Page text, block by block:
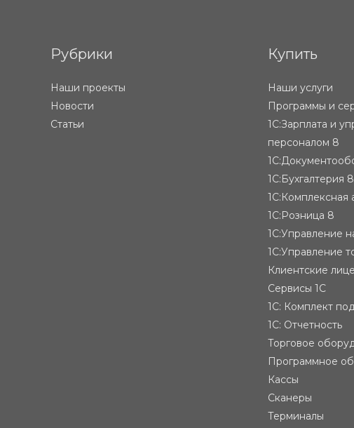
Рубрики
Наши проекты
Новости
Статьи
Купить
Наши услуги
Программы и
1С:Зарплата и
персоналом 8
1С:Бухгалтерия 8
1С:Комплексная
1С:Розница 8
1С:Управление
1С:Управление
Клиентские
Сервисы 1С
1С: Комплект
1С: Отчетность
Торговое
Программное
Кассы
Сканеры
Терминалы